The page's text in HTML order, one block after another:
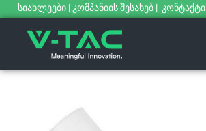
სიახლეები | კომპანიის შესახებ | კონტაქტი